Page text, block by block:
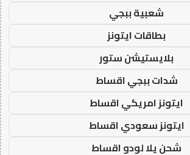
شعبية ببجي
بطاقات ايتونز
بلايستيشن ستور
شدات ببجي اقساط
ايتونز امريكي اقساط
ايتونز سعودي اقساط
شحن يلا لودو اقساط